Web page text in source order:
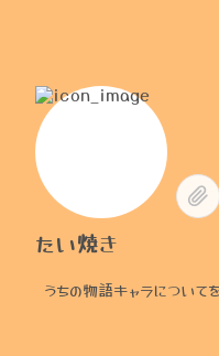
たい焼き
うちの物語キャラについて